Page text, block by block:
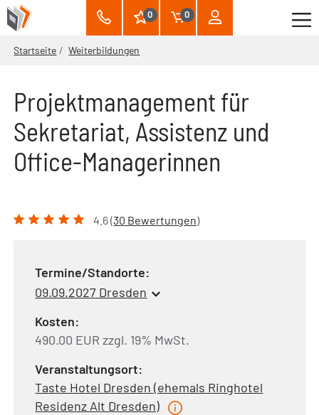
0 0
Startseite Weiterbildungen
Projektmanagement für
Sekretariat, Assistenz und
Office-Managerinnen
4.6 (30 Bewertungen)
Termine/Standorte:
09.09.2027 Dresden
Kosten:
490.00 EUR zzgl. 19% MwSt.
Veranstaltungsort:
Taste Hotel Dresden (ehemals Ringhotel
Residenz Alt Dresden)